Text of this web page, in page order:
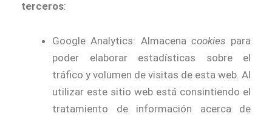
terceros:
Google Analytics: Almacena cookies para
poder elaborar estadísticas sobre el
tráfico y volumen de visitas de esta web. Al
utilizar este sitio web está consintiendo el
tratamiento de información acerca de